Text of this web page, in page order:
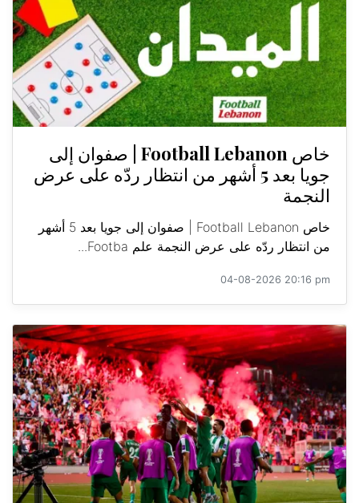
خاص Football Lebanon | صفوان إلى
جويا بعد 5 أشهر من انتظار ردّه على عرض
النجمة
خاص Football Lebanon | صفوان إلى جويا بعد 5 أشهر
من انتظار ردّه على عرض النجمة علم Footba...
04-08-2026 20:16 pm